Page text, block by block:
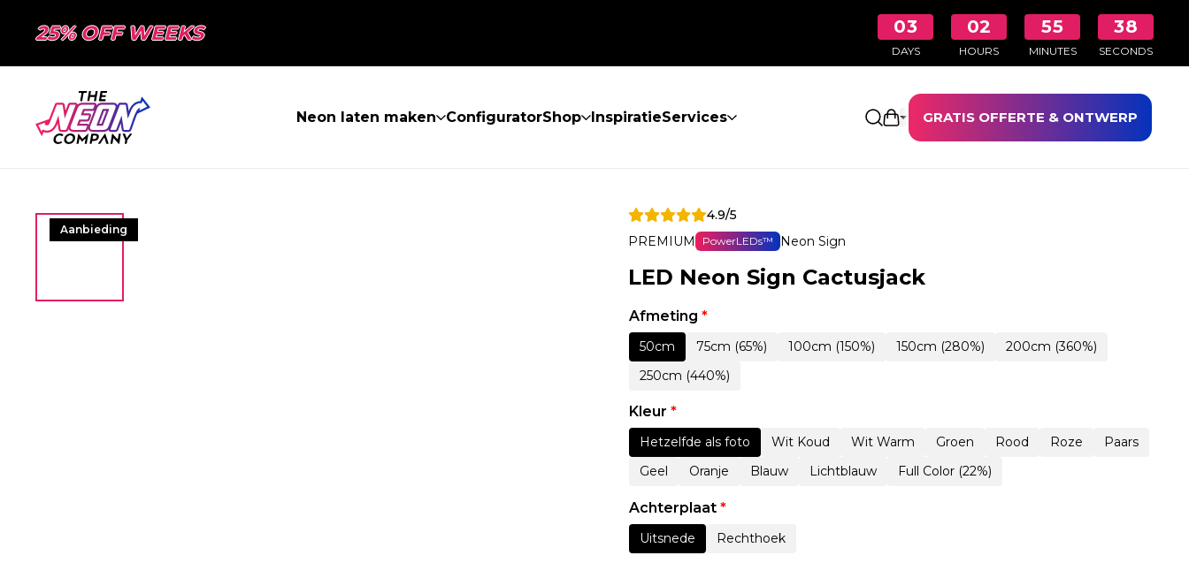
25% OFF WEEKS 03
DAYS
02
HOURS
55
MINUTES
37
SECONDS
Neon laten maken ConfiguratorShop InspiratieServices Winkelwagen openen
GRATIS OFFERTE & ONTWERP
Aanbieding
4.9/5
PREMIUM
PowerLEDs™ Neon Sign
LED Neon Sign Cactusjack
Afmeting *
50cm 75cm (65%) 100cm (150%) 150cm (280%)
200cm (360%)
250cm (440%)
Kleur *
Hetzelfde als foto Wit Koud Wit Warm Groen Rood Roze
Paars
Geel
Oranje Blauw Lichtblauw Full Color (22%)
Achterplaat *
Uitsnede Rechthoek